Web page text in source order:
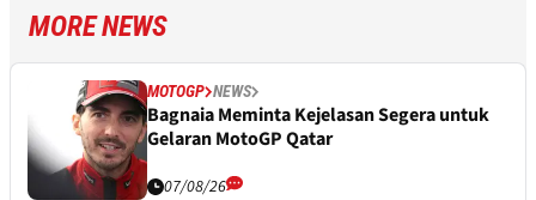
MORE NEWS
MOTOGP NEWS
Bagnaia Meminta Kejelasan Segera untuk
Gelaran MotoGP Qatar
07/08/26